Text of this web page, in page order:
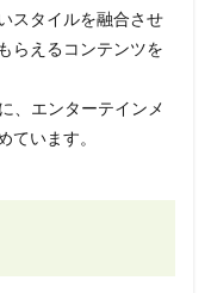
スタイルを融合させ
らえるコンテンツを
、エンターテインメ
ています。